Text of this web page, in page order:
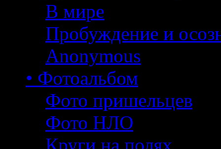
В мире
Пробуждение и
Anonymous
• Фотоальбом
Фото пришельцев
Фото НЛО